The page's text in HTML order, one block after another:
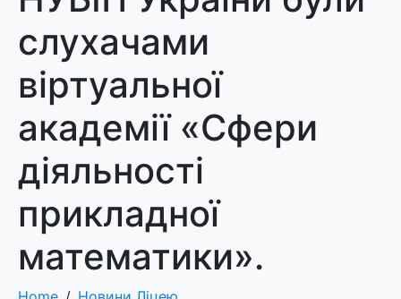
слухачами
віртуальної
академії «Сфери
діяльності
прикладної
математики».